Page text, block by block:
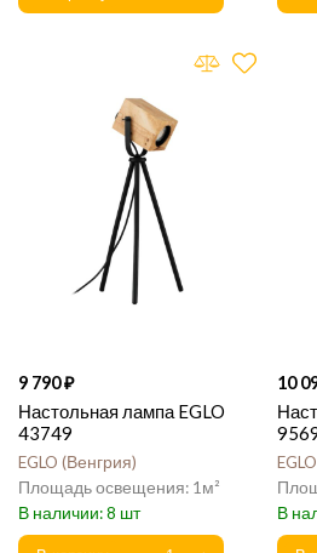
9 790
Настольная лампа EGLO
43749
EGLO Венгрия
1
8
10
EGLO